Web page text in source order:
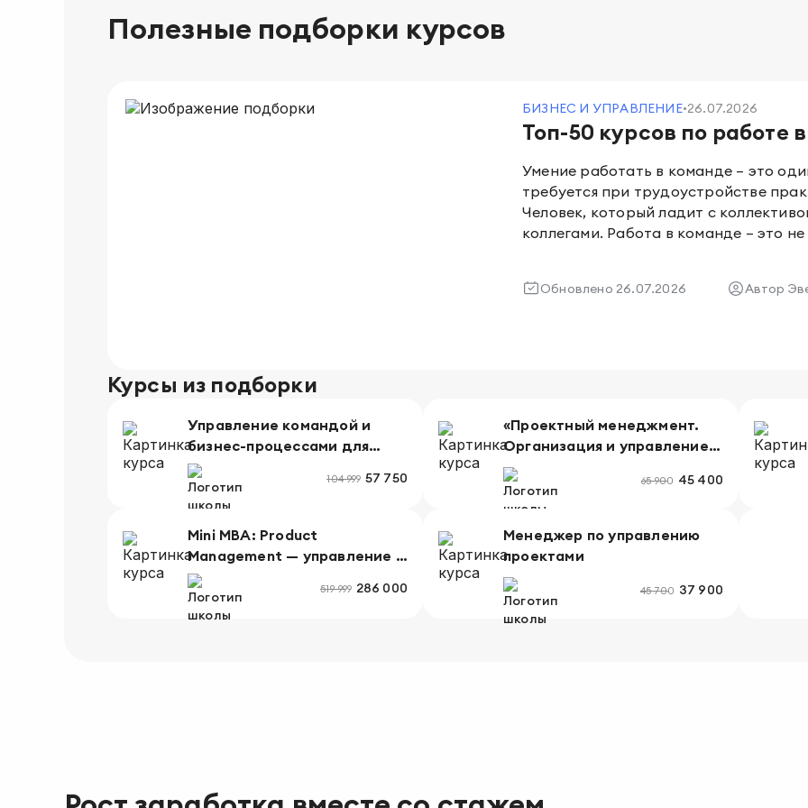
Полезные подборки курсов
БИЗНЕС И УПРАВЛЕНИЕ•26.07.2026
Топ-50 курсов по работе
Умение работать в команде – это
требуется при трудоустройстве
Человек, который ладит с
коллегами. Работа в команде – это не только доброжелательность и
умение договариваться и находить
рост.
Обновлено 26.07.2026 Автор
Курсы из подборки
Управление командой и
бизнес-процессами для
руководителей
104 999 57 750
«Проектный менеджмент.
Организация и управление
жизненным циклом проекта»
с присвоением
квалификации «Менеджер
по управлению проектами»
65 900 45 400
Mini МВА: Product
Management — управление и
разработка продуктов
519 999 286 000
Менеджер по управлению
проектами
45 700 37 900